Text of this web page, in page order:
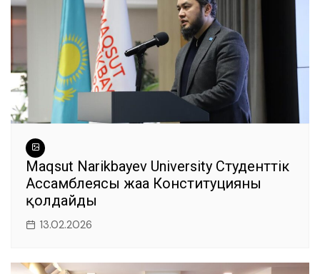
Maqsut Narikbayev University Студенттік
Ассамблеясы жаңа Конституцияны
қолдайды
13.02.2026